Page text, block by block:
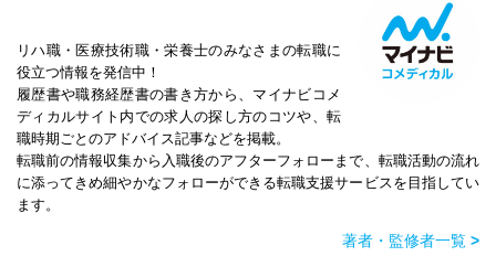
リハ職・医療技術職・栄養士のみなさまの転職に
役立つ情報を発信中！
履歴書や職務経歴書の書き方から、マイナビコメ
ディカルサイト内での求人の探し方のコツや、転
職時期ごとのアドバイス記事などを掲載。
転職前の情報収集から入職後のアフターフォローまで、転職活動の流れ
に添ってきめ細やかなフォローができる転職支援サービスを目指してい
ます。
著者・監修者一覧 >